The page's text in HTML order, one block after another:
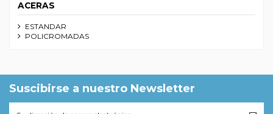
ACERAS
ESTANDAR
POLICROMADAS
Suscibirse a nuestro Newsletter